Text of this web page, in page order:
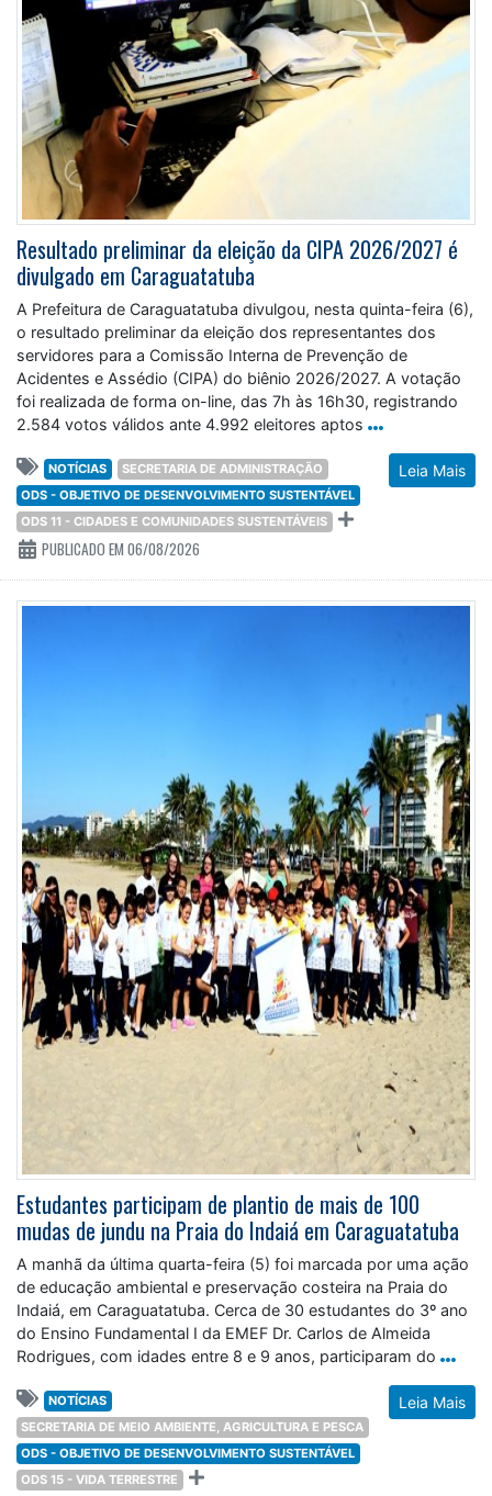
Resultado preliminar da eleição da CIPA 2026/2027 é
divulgado em Caraguatatuba
A Prefeitura de Caraguatatuba divulgou, nesta quinta-feira (6),
o resultado preliminar da eleição dos representantes dos
servidores para a Comissão Interna de Prevenção de
Acidentes e Assédio (CIPA) do biênio 2026/2027. A votação
foi realizada de forma on-line, das 7h às 16h30, registrando
2.584 votos válidos ante 4.992 eleitores aptos
Leia Mais
NOTÍCIAS
SECRETARIA DE ADMINISTRAÇÃO
ODS - OBJETIVO DE DESENVOLVIMENTO SUSTENTÁVEL
ODS 11 - CIDADES E COMUNIDADES SUSTENTÁVEIS
PUBLICADO EM 06/08/2026
Estudantes participam de plantio de mais de 100
mudas de jundu na Praia do Indaiá em Caraguatatuba
A manhã da última quarta-feira (5) foi marcada por uma ação
de educação ambiental e preservação costeira na Praia do
Indaiá, em Caraguatatuba. Cerca de 30 estudantes do 3º ano
do Ensino Fundamental I da EMEF Dr. Carlos de Almeida
Rodrigues, com idades entre 8 e 9 anos, participaram do
Leia Mais
NOTÍCIAS
SECRETARIA DE MEIO AMBIENTE, AGRICULTURA E PESCA
ODS - OBJETIVO DE DESENVOLVIMENTO SUSTENTÁVEL
ODS 15 - VIDA TERRESTRE